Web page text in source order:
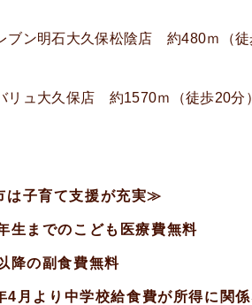
ブン明石大久保松陰店 約480ｍ（徒
リュ大久保店 約1570ｍ（徒歩20分）
は子育て支援が充実≫
生までのこども医療費無料
降の副食費無料
4月より中学校給食費が所得に関